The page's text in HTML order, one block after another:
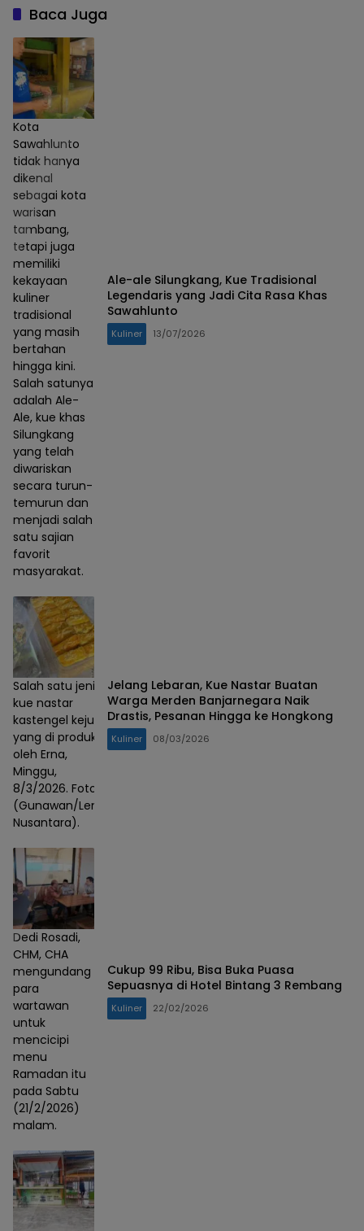
Baca Juga
Kota
Sawahlunto
tidak hanya
dikenal
sebagai kota
warisan
tambang,
tetapi juga
memiliki
kekayaan
kuliner
tradisional
yang masih
bertahan
hingga kini.
Salah satunya
adalah Ale-
Ale, kue khas
Silungkang
yang telah
diwariskan
secara turun-
temurun dan
menjadi salah
satu sajian
favorit
masyarakat.
Ale-ale Silungkang, Kue Tradisional
Legendaris yang Jadi Cita Rasa Khas
Sawahlunto
Kuliner 13/07/2026
Salah satu jenis
kue nastar
kastengel keju
yang di produksi
oleh Erna,
Minggu,
8/3/2026. Foto :
(Gunawan/Lensa
Nusantara).
Jelang Lebaran, Kue Nastar Buatan
Warga Merden Banjarnegara Naik
Drastis, Pesanan Hingga ke Hongkong
Kuliner 08/03/2026
Dedi Rosadi,
CHM, CHA
mengundang
para
wartawan
untuk
mencicipi
menu
Ramadan itu
pada Sabtu
(21/2/2026)
malam.
Cukup 99 Ribu, Bisa Buka Puasa
Sepuasnya di Hotel Bintang 3 Rembang
Kuliner 22/02/2026